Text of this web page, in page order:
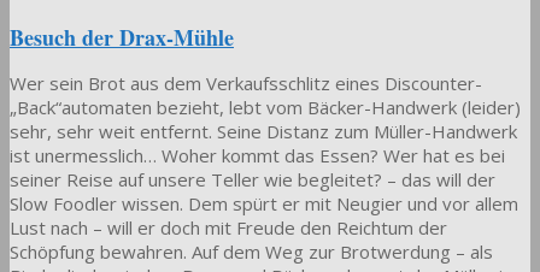
Besuch der Drax-Mühle
Wer sein Brot aus dem Verkaufsschlitz eines Discounter-
„Back“automaten bezieht, lebt vom Bäcker-Handwerk (leider)
sehr, sehr weit entfernt. Seine Distanz zum Müller-Handwerk
ist unermesslich… Woher kommt das Essen? Wer hat es bei
seiner Reise auf unsere Teller wie begleitet? – das will der
Slow Foodler wissen. Dem spürt er mit Neugier und vor allem
Lust nach – will er doch mit Freude den Reichtum der
Schöpfung bewahren. Auf dem Weg zur Brotwerdung – als